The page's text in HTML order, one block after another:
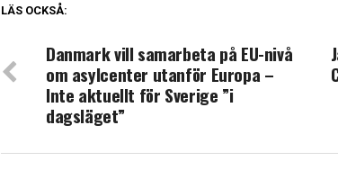
LÄS OCKSÅ:
Danmark vill samarbeta på EU-nivå
om asylcenter utanför Europa –
Inte aktuellt för Sverige ”i
dagsläget”